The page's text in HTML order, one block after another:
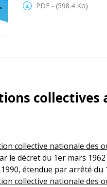
PDF - (598.4 Ko)
collectives
collective nationale des
le décret du 1er mars
étendue par arrêté du
collective nationale des